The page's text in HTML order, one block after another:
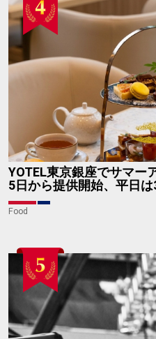
YOTEL東京銀座でサマー
5日から提供開始、平日
Food